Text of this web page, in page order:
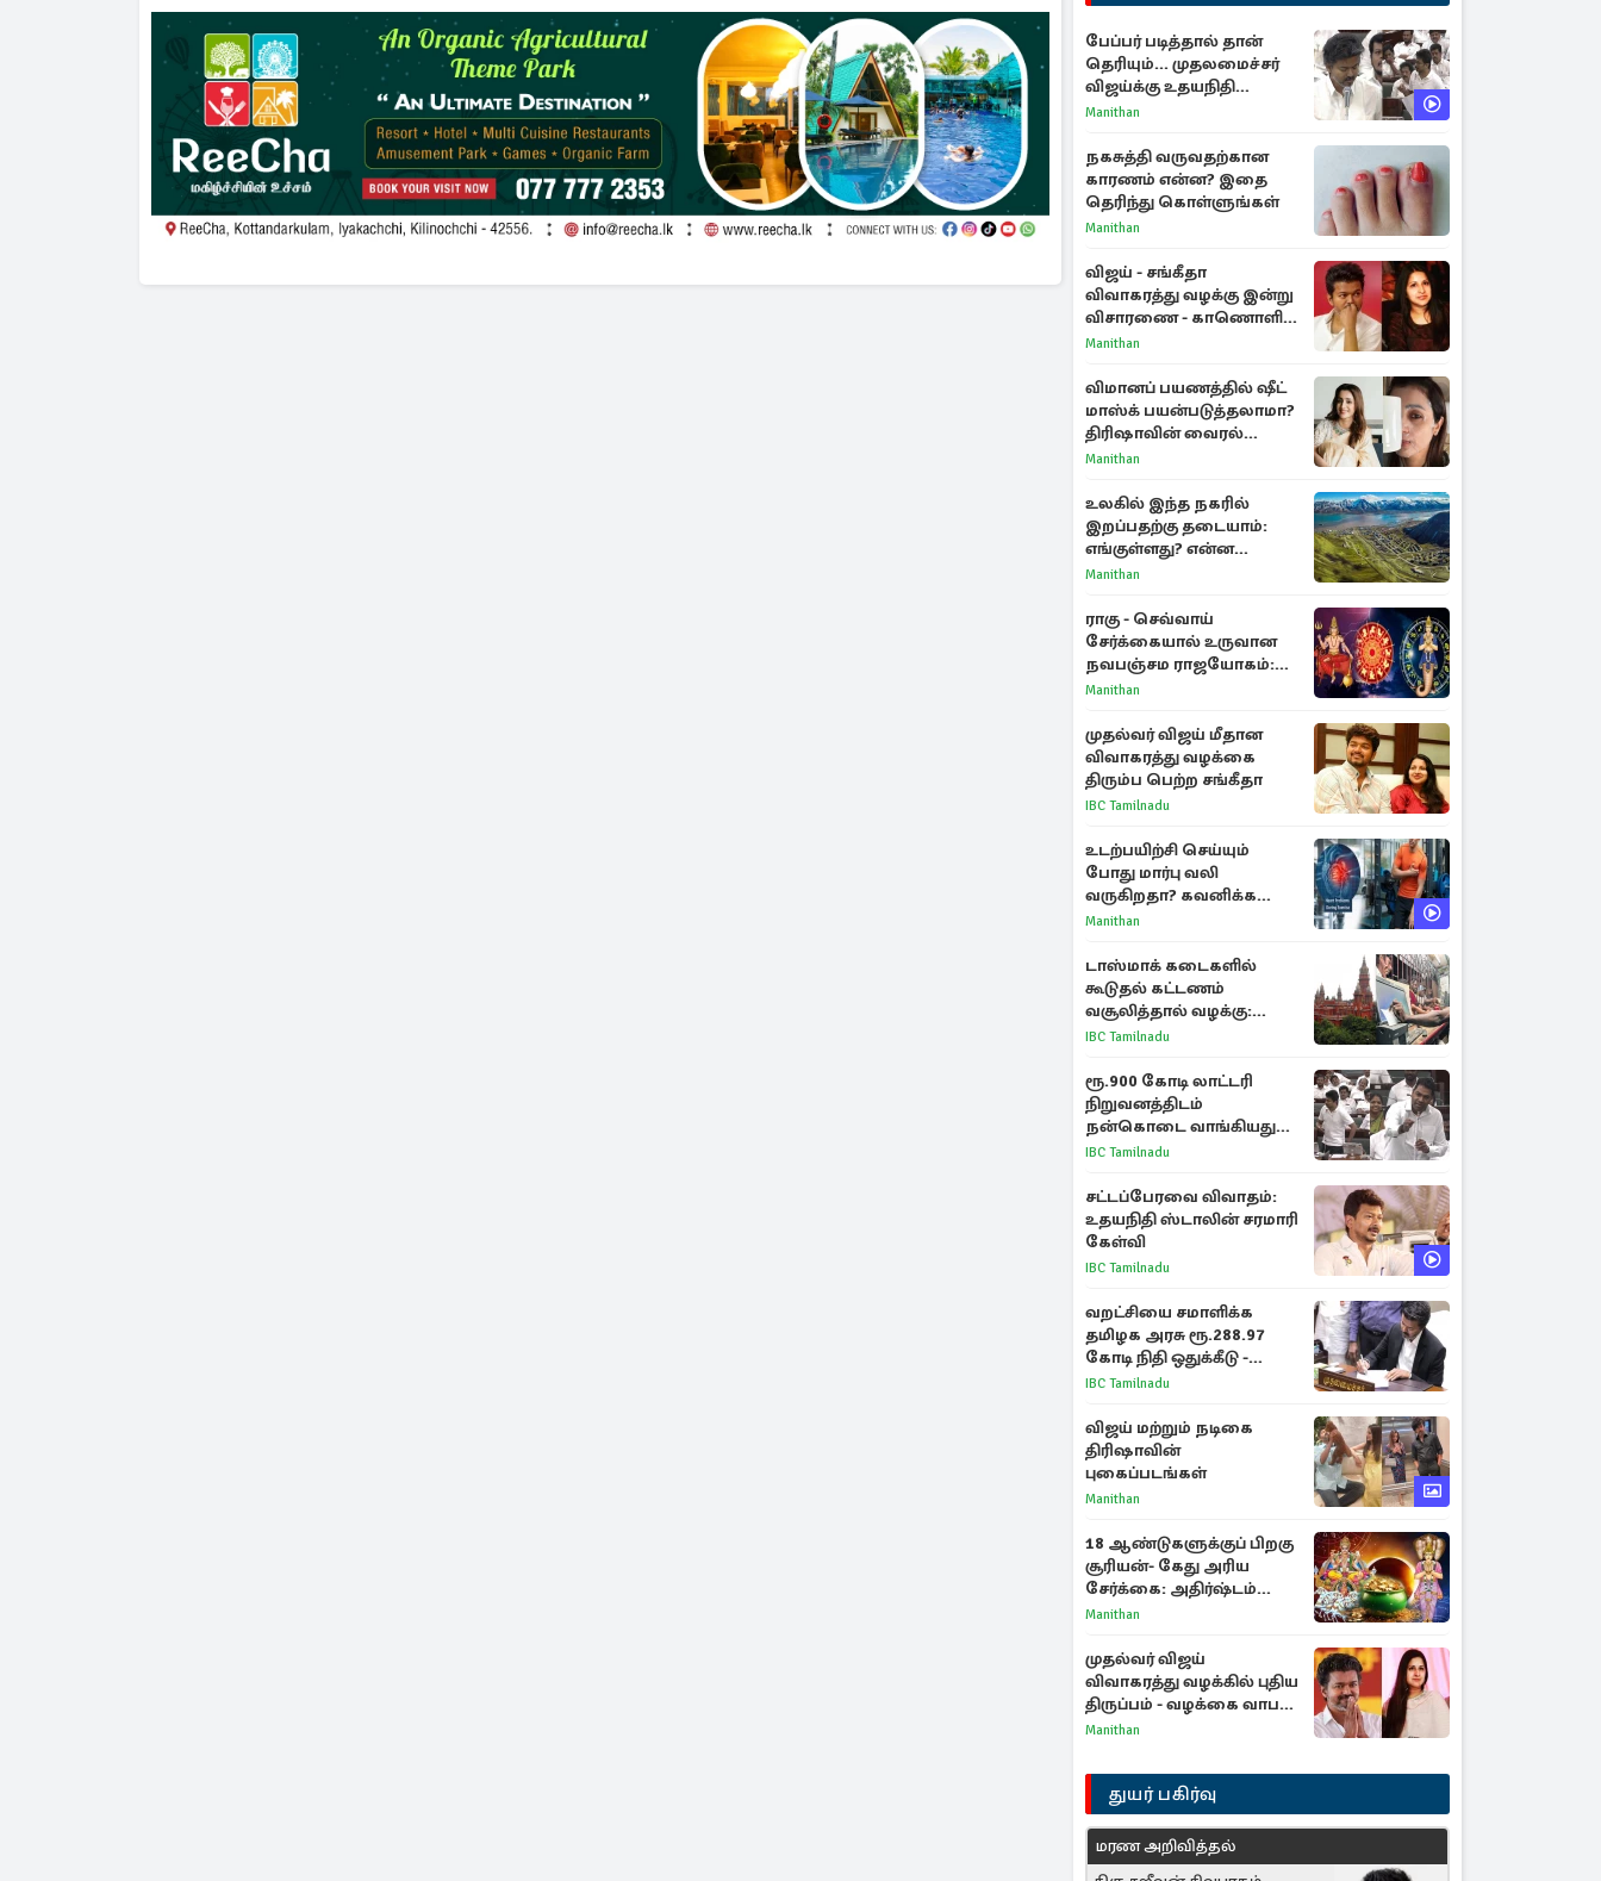
பேப்பர் படித்தால் தான்
தெரியும்... முதலமைச்சர்
விஜய்க்கு உதயநிதி
ஸ்டாலின் பதிலடி
Manithan
நகசுத்தி வருவதற்கான
காரணம் என்ன? இதை
தெரிந்து கொள்ளுங்கள்
Manithan
விஜய் - சங்கீதா
விவாகரத்து வழக்கு இன்று
விசாரணை - காணொளி
மூலம் ஆஜராக வாய்ப்பு
Manithan
விமானப் பயணத்தில் ஷீட்
மாஸ்க் பயன்படுத்தலாமா?
திரிஷாவின் வைரல்
செல்ஃபிக்கு மருத்துவர்
Manithan
உலகில் இந்த நகரில்
இறப்பதற்கு தடையாம்:
எங்குள்ளது? என்ன
காரணம் தெரியுமா?
Manithan
ராகு - செவ்வாய்
சேர்க்கையால் உருவான
நவபஞ்சம ராஜயோகம்:
அதிர்ஷ்டம் பெறும் 3
Manithan
முதல்வர் விஜய் மீதான
விவாகரத்து வழக்கை
திரும்ப பெற்ற சங்கீதா
IBC Tamilnadu
உடற்பயிற்சி செய்யும்
போது மார்பு வலி
வருகிறதா? கவனிக்க
வேண்டிய எச்சரிக்கை
Manithan
டாஸ்மாக் கடைகளில்
கூடுதல் கட்டணம்
வசூலித்தால் வழக்கு:
சென்னை உயர்நீதிமன்றம்
IBC Tamilnadu
ரூ.900 கோடி லாட்டரி
நிறுவனத்திடம்
நன்கொடை வாங்கியது
ஏன்? உதயநிதி - ஆதவ்
IBC Tamilnadu
சட்டப்பேரவை விவாதம்:
உதயநிதி ஸ்டாலின் சரமாரி
கேள்வி
IBC Tamilnadu
வறட்சியை சமாளிக்க
தமிழக அரசு ரூ.288.97
கோடி நிதி ஒதுக்கீடு -
வெளியான அரசாணை
IBC Tamilnadu
விஜய் மற்றும் நடிகை
திரிஷாவின்
புகைப்படங்கள்
Manithan
18 ஆண்டுகளுக்குப் பிறகு
சூரியன்- கேது அரிய
சேர்க்கை: அதிர்ஷ்டம்
பெறும் 3 ராசிகள்!
Manithan
முதல்வர் விஜய்
விவாகரத்து வழக்கில் புதிய
திருப்பம் - வழக்கை வாபஸ்
பெற்ற சங்கீதா!
Manithan
துயர் பகிர்வு
மரண அறிவித்தல்